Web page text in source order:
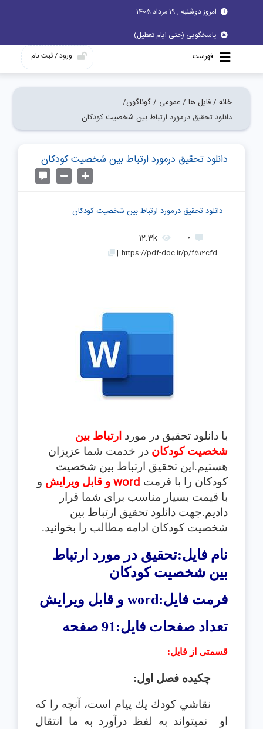
امروز دوشنبه , 19 مرداد 1405
پاسخگویی (حتی ایام تعطیل)
فهرست
ورود / ثبت نام
خانه / فایل ها / عمومی / گوناگون/
دانلود تحقیق درمورد ارتباط بين شخصيت کودکان
دانلود تحقیق درمورد ارتباط بين شخصيت کودکان
دانلود تحقیق درمورد ارتباط بين شخصيت کودکان
0
12.3k
https://pdf-doc.ir/p/f512cfd
|
با دانلود تحقیق در مورد ارتباط بين
شخصيت کودکاندر خدمت شما عزیزان
هستیم.این تحقیق ارتباط بين شخصيت
کودکان را با فرمت word و قابل ویرایش و
با قیمت بسیار مناسب برای شما قرار
دادیم.جهت دانلود تحقیق ارتباط بين
شخصيت کودکان ادامه مطالب را بخوانید.
نام فایل:تحقیق در مورد ارتباط
بين شخصيت کودکان
فرمت فایل:word و قابل ویرایش
تعداد صفحات فایل:91 صفحه
قسمتی از فایل:
چكيده فصل اول:
نقاشي كودك يك پيام است، آنچه را كه
او
نمي‎تواند به لفظ درآورد به ما انتقال